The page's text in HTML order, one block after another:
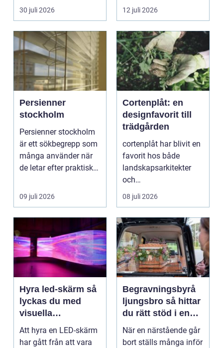
samlingen värd? Var
vänder m...
30 juli 2026
utseende både
självförtroendet ...
12 juli 2026
Persienner
stockholm
Persienner stockholm
är ett sökbegrepp som
många använder när
de letar efter praktiska
09 juli 2026
Cortenplåt: en
designfavorit till
trädgården
cortenplåt har blivit en
favorit hos både
landskapsarkitekter
och
trädgårdsentusiaster.
Det är ett m...
08 juli 2026
Hyra led-skärm så
lyckas du med
visuella
upplevelser på
event
Att hyra en LED-skärm
har gått från att vara
Begravningsbyrå
ljungsbro så hittar
du rätt stöd i en
svår tid
När en närstående går
bort ställs många inför